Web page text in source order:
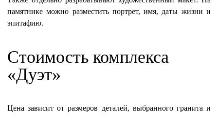
памятнике можно разместить портрет, имя, даты жизни и
эпитафию.
Стоимость комплекса
«Дуэт»
Цена зависит от размеров деталей, выбранного гранита и